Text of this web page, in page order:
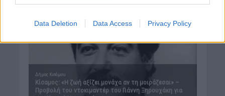
Data Deletion Data Access Privacy Policy